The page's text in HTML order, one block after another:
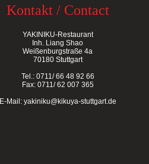
Kontakt / Contact
YAKINIKU-Restaurant
Inh. Liang Shao
Weißenburgstraße 4a
70180 Stuttgart
Tel.: 0711/ 66 48 92 66
Fax: 0711/ 62 007 365
E-Mail: yakiniku@kikuya-stuttgart.de